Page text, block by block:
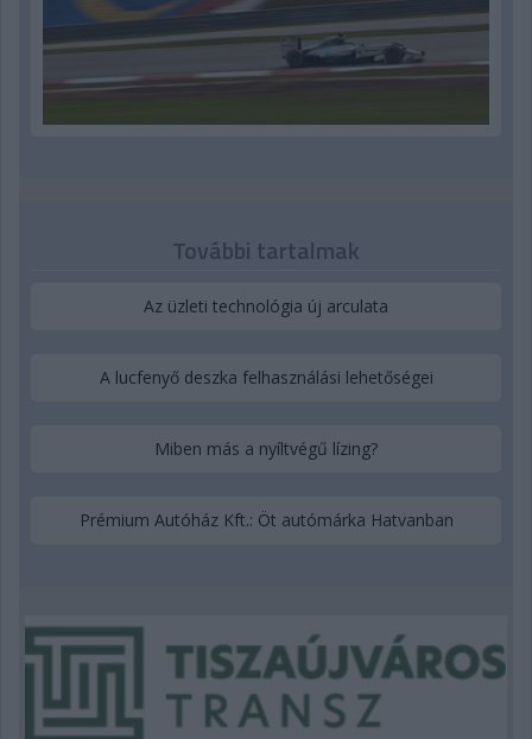
További tartalmak
Az üzleti technológia új arculata
A lucfenyő deszka felhasználási lehetőségei
Miben más a nyíltvégű lízing?
Prémium Autóház Kft.: Öt autómárka Hatvanban